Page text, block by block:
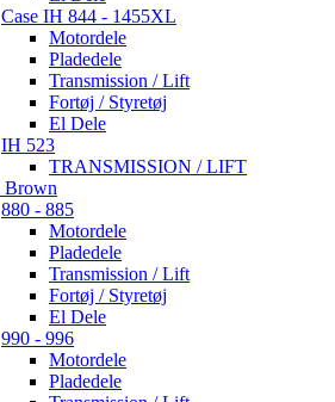
Case IH 844 - 1455XL
Motordele
Pladedele
Transmission / Lift
Fortøj / Styretøj
El Dele
IH 523
TRANSMISSION / LIFT
Brown
880 - 885
Motordele
Pladedele
Transmission / Lift
Fortøj / Styretøj
El Dele
990 - 996
Motordele
Pladedele